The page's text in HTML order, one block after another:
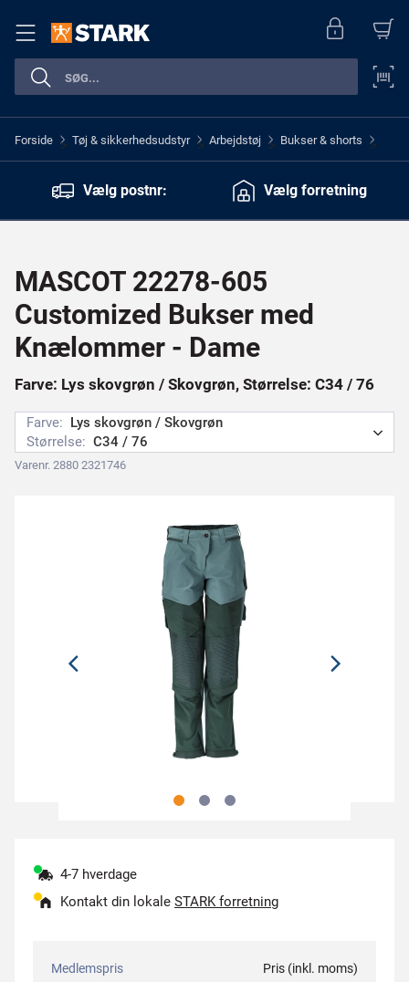
Forside > Tøj & sikkerhedsudstyr > Arbejdstøj > Bukser & shorts >
Vælg postnr: Vælg forretning
MASCOT 22278-605
Customized Bukser med
Knælommer - Dame
Farve: Lys skovgrøn / Skovgrøn, Størrelse: C34 / 76
Farve: Lys skovgrøn / Skovgrøn
Størrelse: C34 / 76
Varenr. 2880 2321746
4-7 hverdage
Kontakt din lokale STARK forretning
Medlemspris Pris (inkl. moms)